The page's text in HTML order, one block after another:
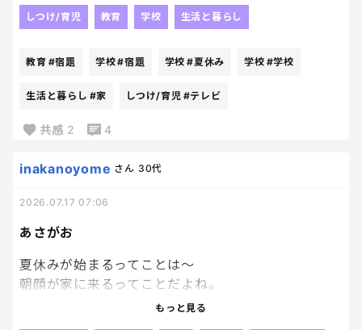
明日放デイで再捜索です。
家に無い、車に無い。
だからリュックにまとめて持つように
無かったら、学校に電話して、
これがまた、親しか焦ってないんだ。
２分ほど部屋ぱ～っと見まわして歩いて、
ナイ‼‼‼
で、テレビ見てる息子よ。
しつけ/育児 教育 学校 生活と暮らし
教育 #宿題 学校#宿題 学校 #夏休み 学校 #学校
生活と暮らし #家 しつけ/育児 #テレビ
共感 2 4
あさがお
inakanoyome さん 30代
2026.07.17 07:06
夏休みが始まるってことは～
朝顔が家に来るってことだよね。
今年は本気で自分で水やりもっと見る